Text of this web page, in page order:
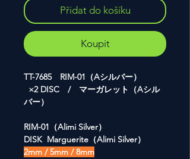
Přidat do košíku
Koupit
TT-7685 RIM-01（Aシルバー）
×2 DISC / マーガレット（Aシル
バー）
RIM-01（Alimi Silver）
DISK Marguerite（Alimi Silver）
2mm / 5mm / 8mm